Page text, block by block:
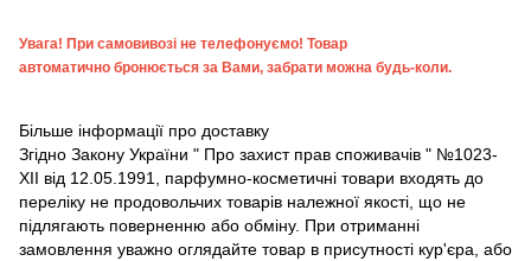
Увага! При самовивозі не телефонуємо! Товар
автоматично бронюється за Вами, забрати можна будь-коли.
Більше інформації про доставку
Згідно Закону України " Про захист прав споживачів " №1023-
XII від 12.05.1991, парфумно-косметичні товари входять до
переліку не продовольчих товарів належної якості, що не
підлягають поверненню або обміну. При отриманні
замовлення уважно оглядайте товар в присутності кур'єра, або